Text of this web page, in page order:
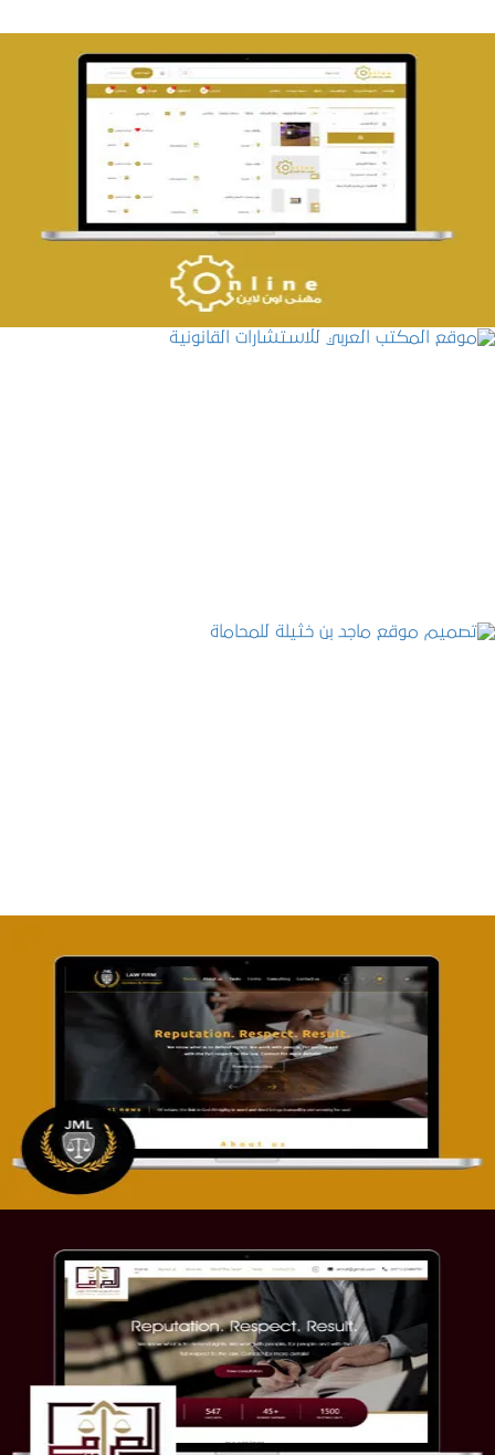
تصميم حراج مهنى
التفاصيل
تصميم موقع آل جبار والمزارقة للمحاماة
التفاصيل
موقع الصرامي للمحاماة
التفاصيل